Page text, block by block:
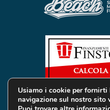
Usiamo i cookie per fornirti
navigazione sul nostro sito